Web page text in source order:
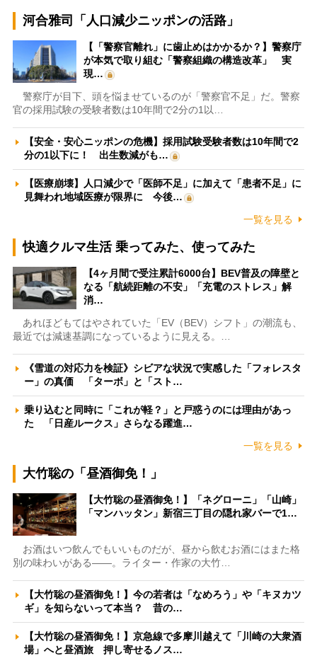
河合雅司「人口減少ニッポンの活路」
【「警察官離れ」に歯止めはかかるか？】警察庁
が本気で取り組む「警察組織の構造改革」 実
現…
警察庁が目下、頭を悩ませているのが「警察官不足」だ。警察
官の採用試験の受験者数は10年間で2分の1以…
【安全・安心ニッポンの危機】採用試験受験者数は10年間で2
分の1以下に！ 出生数減がも…
【医療崩壊】人口減少で「医師不足」に加えて「患者不足」に
見舞われ地域医療が限界に 今後…
一覧を見る
快適クルマ生活 乗ってみた、使ってみた
【4ヶ月間で受注累計6000台】BEV普及の障壁と
なる「航続距離の不安」「充電のストレス」解
消…
あれほどもてはやされていた「EV（BEV）シフト」の潮流も、
最近では減速基調になっているように見える。…
《雪道の対応力を検証》シビアな状況で実感した「フォレスタ
ー」の真価 「ターボ」と「スト…
乗り込むと同時に「これが軽？」と戸惑うのには理由があっ
た 「日産ルークス」さらなる躍進…
一覧を見る
大竹聡の「昼酒御免！」
【大竹聡の昼酒御免！】「ネグローニ」「山崎」
「マンハッタン」新宿三丁目の隠れ家バーで1…
お酒はいつ飲んでもいいものだが、昼から飲むお酒にはまた格
別の味わいがある――。ライター・作家の大竹…
【大竹聡の昼酒御免！】今の若者は「なめろう」や「キヌカツ
ギ」を知らないって本当？ 昔の…
【大竹聡の昼酒御免！】京急線で多摩川越えて「川崎の大衆酒
場」へと昼酒旅 押し寄せるノス…